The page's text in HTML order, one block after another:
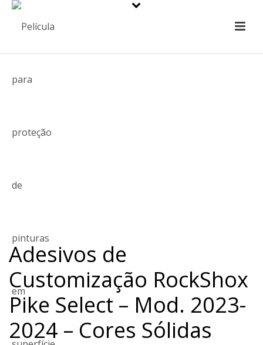
Adesivos de
Customização RockShox
Pike Select – Mod. 2023-
2024 – Cores Sólidas